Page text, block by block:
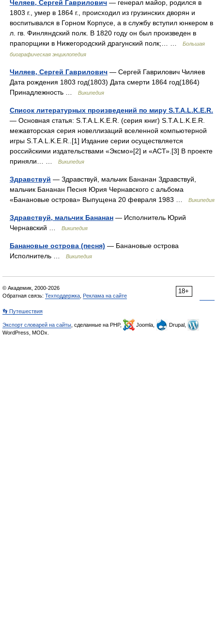
Челяев, Сергей Гаврилович — генерал майор, родился в
1803 г., умер в 1864 г., происходил из грузинских дворян и
воспитывался в Горном Корпусе, а в службу вступил юнкером в
л. гв. Финляндский полк. В 1820 году он был произведен в
прапорщики в Нижегородский драгунский полк;… …
Большая
биографическая энциклопедия
Чиляев, Сергей Гаврилович — Сергей Гаврилович Чиляев
Дата рождения 1803 год(1803) Дата смерти 1864 год(1864)
Принадлежность …
Википедия
Список литературных произведений по миру S.T.A.L.K.E.R.
— Основная статья: S.T.A.L.K.E.R. (серия книг) S.T.A.L.K.E.R.
межавторская серия новеллизаций вселенной компьютерной
игры S.T.A.L.K.E.R..[1] Издание серии осуществляется
российскими издательствами «Эксмо»[2] и «АСТ».[3] В проекте
приняли… …
Википедия
Здравствуй — Здравствуй, мальчик Бананан Здравствуй,
мальчик Бананан Песня Юрия Чернавского с альбома
«Банановые острова» Выпущена 20 февраля 1983 …
Википедия
Здравствуй, мальчик Бананан — Исполнитель Юрий
Чернавский …
Википедия
Банановые острова (песня) — Банановые острова
Исполнитель …
Википедия
18+
© Академик, 2000-2026
Обратная связь: Техподдержка Реклама на сайте
👣 Путешествия
Экспорт словарей на сайты , сделанные на PHP, Joomla,
Drupal,
WordPress, MODx.